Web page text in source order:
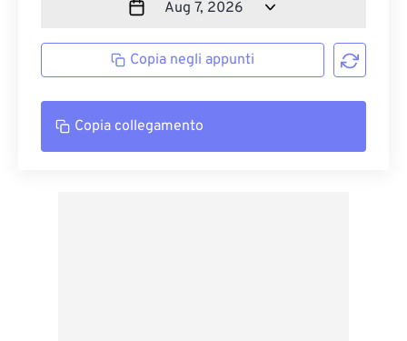
Copia negli appunti
Copia collegamento